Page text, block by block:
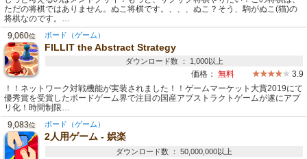
ただの将棋ではありません。ぬこ将棋です。、、、ぬこ？そう、駒がぬこ(猫)の
将棋なのです。…
9,060位 ボード（ゲーム）
FILLIT the Abstract Strategy
ダウンロード数 ： 1,000以上
価格： 無料
3.9
！！ネットワーク対戦機能が実装されました！！ゲームマーケット大賞2019にて
優秀賞を受賞したボードゲーム界で注目の国産アブストラクトゲームが遂にアプ
リ化！時間制限…
9,083位 ボード（ゲーム）
2人用ゲーム - 娯楽
ダウンロード数 ： 50,000,000以上